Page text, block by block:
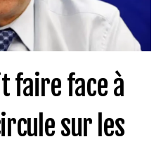
faire face à
sur les